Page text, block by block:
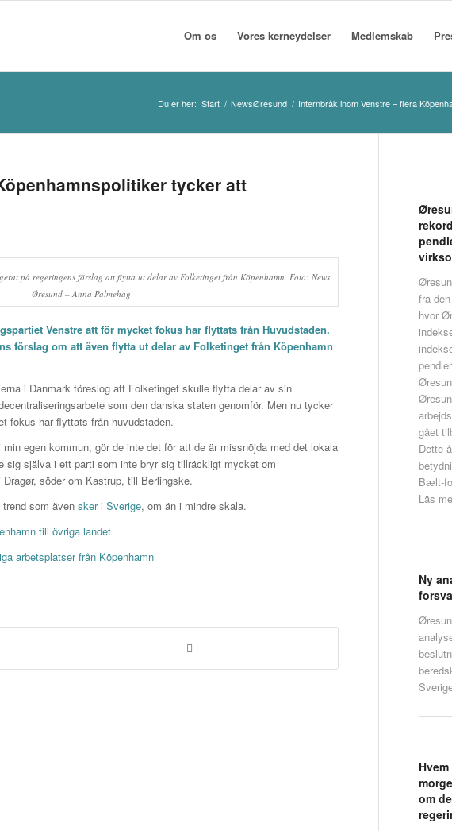
Om os Vores kerneydelser Medlemskab
Du er her: Start / NewsØresund / Internbråk inom Venstre – flera
tycker att
på regeringens förslag att flytta ut delar av Folketinget från Köpenhamn. Foto: News
Øresund – Anna Palmehag
Venstre att för mycket fokus har flyttats från Huvudstaden.
förslag om att även flytta ut delar av Folketinget från Köpenhamn
i Danmark föreslog att Folketinget skulle flytta delar av sin
som den danska staten genomför. Men nu tycker
fokus har flyttats från huvudstaden.
egen kommun, gör de inte det för att de är missnöjda med det lokala
sig själva i ett parti som inte bryr sig tillräckligt mycket om
söder om Kastrup, till Berlingske.
som även sker i Sverige, om än i mindre skala.
till övriga landet
arbetsplatser från Köpenhamn
fra
hvor
gået
Dette
Bælt-
Läs
Ny
om